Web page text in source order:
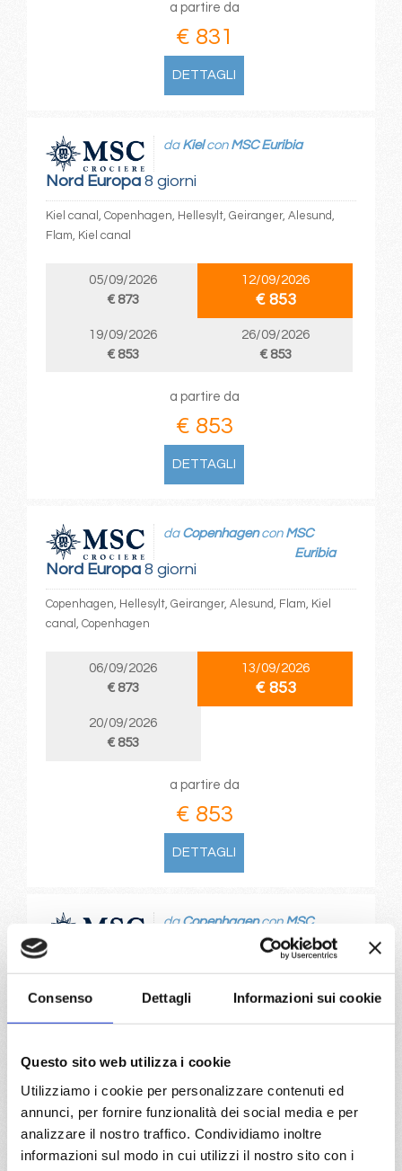
Consenso Dettagli Informazioni sui cookie
Questo sito web utilizza i cookie
Utilizziamo i cookie per personalizzare contenuti ed
annunci, per fornire funzionalità dei social media e per
analizzare il nostro traffico. Condividiamo inoltre
informazioni sul modo in cui utilizzi il nostro sito con i
a partire da
€ 831
DETTAGLI
Nord Europa8 giorni
da Kielcon MSC Euribia
Kiel canal, Copenhagen, Hellesylt, Geiranger, Alesund,
Flam, Kiel canal
05/09/2026
€ 873
12/09/2026
€ 853
19/09/2026
€ 853
26/09/2026
€ 853
a partire da
€ 853
DETTAGLI
Nord Europa8 giorni
da Copenhagencon MSC
Euribia
Copenhagen, Hellesylt, Geiranger, Alesund, Flam, Kiel
canal, Copenhagen
06/09/2026
€ 873
13/09/2026
€ 853
20/09/2026
€ 853
a partire da
€ 853
DETTAGLI
Nord Europa
da Copenhagencon MSC
Magnifica
Copenhagen, Warnemünde, Eidfjord, Bergen,
28/08/2027
a partire da
€ 873